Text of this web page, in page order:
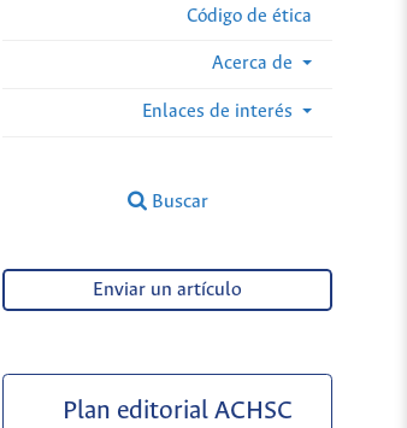
Código de ética
Acerca de
Enlaces de interés
Buscar
Enviar un artículo
Plan editorial ACHSC